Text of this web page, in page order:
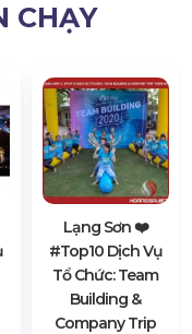
CHẠY
Lạng Sơn ❤️️
#top10 Dịch Vụ
Tổ Chức: Team
Building &
Company Trip